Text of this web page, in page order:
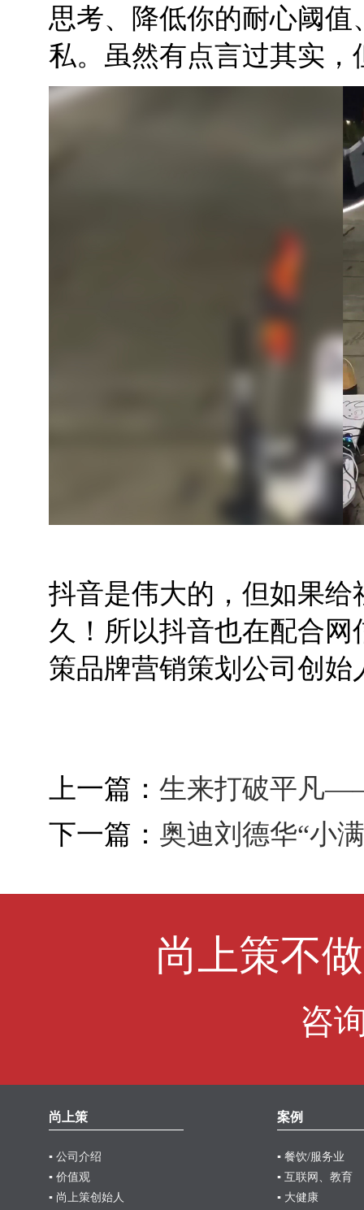
思考、降低你的耐心阈值
私。虽然有点言过其实，
抖音是伟大的，但如果
久！所以抖音也在配合
策品牌营销策划公司创始
上一篇： 生来打破平凡
下一篇： 奥迪刘德华“小
尚上策不
咨
尚上策
▪ 公司介绍
▪ 价值观
▪ 尚上策创始人
案例
▪ 餐饮/服务业
▪ 互联网、教育
▪ 大健康